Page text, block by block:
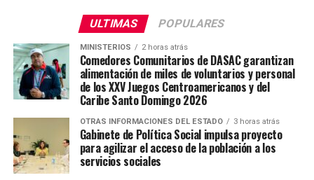
ULTIMAS POPULARES
MINISTERIOS 2 horas atrás
Comedores Comunitarios de DASAC garantizan
alimentación de miles de voluntarios y personal
de los XXV Juegos Centroamericanos y del
Caribe Santo Domingo 2026
OTRAS INFORMACIONES DEL ESTADO 3 horas atrás
Gabinete de Política Social impulsa proyecto
para agilizar el acceso de la población a los
servicios sociales